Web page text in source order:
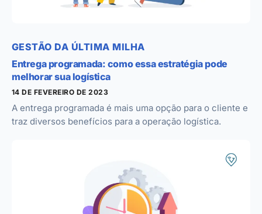
GESTÃO DA ÚLTIMA MILHA
Entrega programada: como essa estratégia pode
melhorar sua logística
14 DE FEVEREIRO DE 2023
A entrega programada é mais uma opção para o cliente e
traz diversos benefícios para a operação logística.